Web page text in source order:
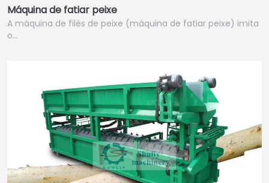
Máquina de fatiar peixe
A máquina de filés de peixe (máquina de fatiar peixe) imita
o…